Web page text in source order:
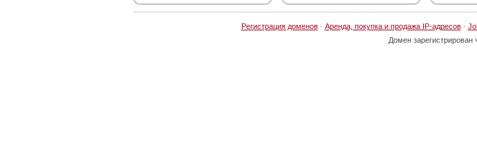
Регистрация доменов· Аренда, покупка и продажа IP-адресов·
Домен зарегистрирован